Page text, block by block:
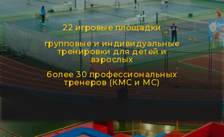
22 игровые площадки
групповые и индивидуальные
тренировки для детей и
взрослых
более 30 профессиональных
тренеров (КМС и МС)